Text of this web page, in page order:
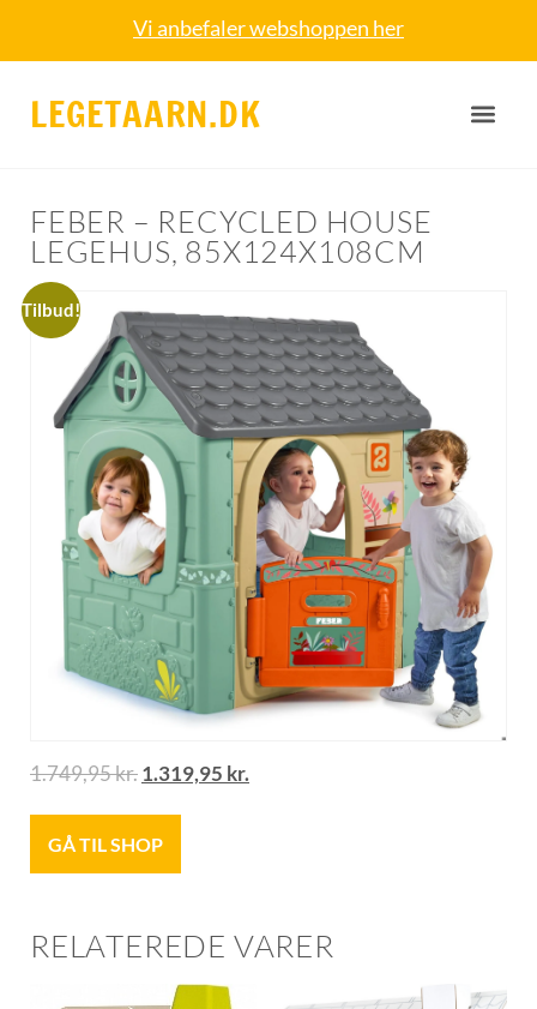
Vi anbefaler webshoppen her
LEGETAARN.DK
FEBER – RECYCLED HOUSE
LEGEHUS, 85X124X108CM
Tilbud!
1.749,95kr.1.319,95 kr.
GÅ TIL SHOP
RELATEREDE VARER